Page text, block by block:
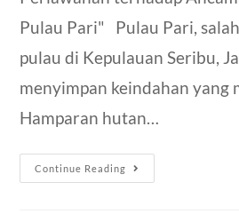
Pulau Pari" Pulau Pari,
pulau di Kepulauan Seribu,
menyimpan keindahan yang
Hamparan hutan…
Continue Reading